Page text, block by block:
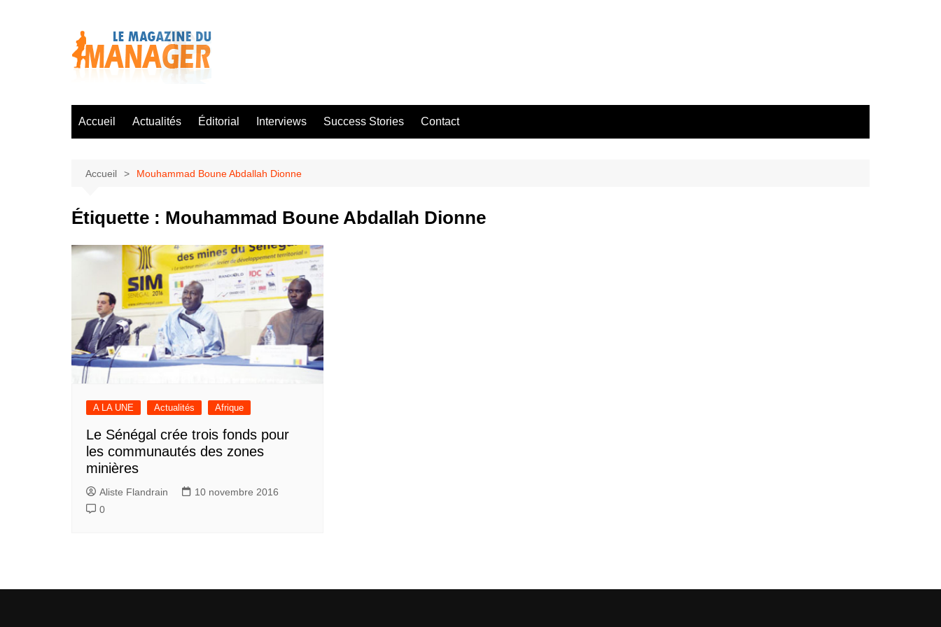
Accueil Actualités Éditorial Interviews Success Stories Contact
Accueil Mouhammad Boune Abdallah Dionne
Étiquette : Mouhammad Boune Abdallah Dionne
A LA UNE Actualités Afrique
Le Sénégal crée trois fonds pour
les communautés des zones
minières
Aliste Flandrain
10 novembre 2016
0